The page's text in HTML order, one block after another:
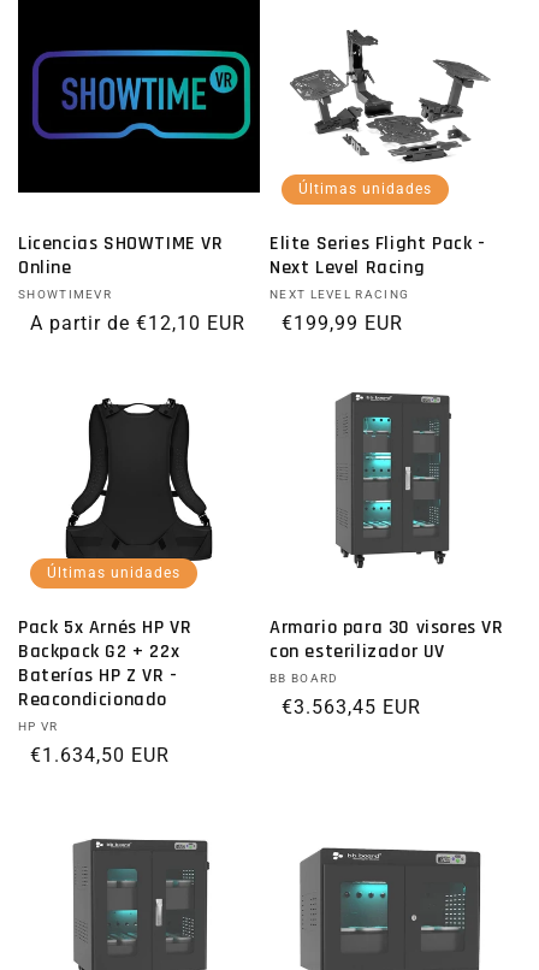
Licencias SHOWTIME VR
Online
Proveedor:
SHOWTIMEVR
Precio habitual
A partir de €12,10 EUR
Últimas unidades
Elite Series Flight Pack -
Next Level Racing
Proveedor:
NEXT LEVEL RACING
Precio habitual
€199,99 EUR
Últimas unidades
Pack 5x Arnés HP VR
Backpack G2 + 22x
Baterías HP Z VR -
Reacondicionado
Proveedor:
HP VR
Precio habitual
€1.634,50 EUR
Armario para 30 visores VR
con esterilizador UV
Proveedor:
BB BOARD
Precio habitual
€3.563,45 EUR